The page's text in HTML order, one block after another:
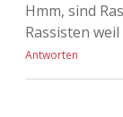
Hmm, sind
Rassisten
Antworten